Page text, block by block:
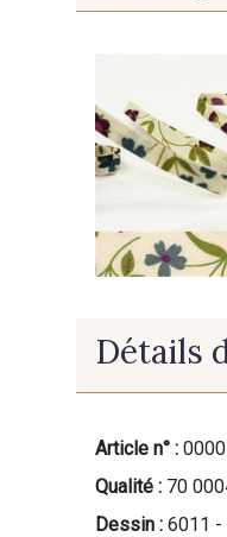
Détails
Article n° :
Qualité : 70
Dessin : 6011 -